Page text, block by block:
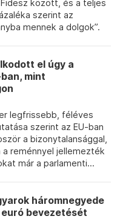
között, és a teljes
szerint az
mennek a dolgok”.
el úgy a
mint
legfrissebb, féléves
szerint az EU-ban
a bizonytalansággal,
a reménnyel jellemezték
már a parlamenti...
háromnegyede
bevezetését